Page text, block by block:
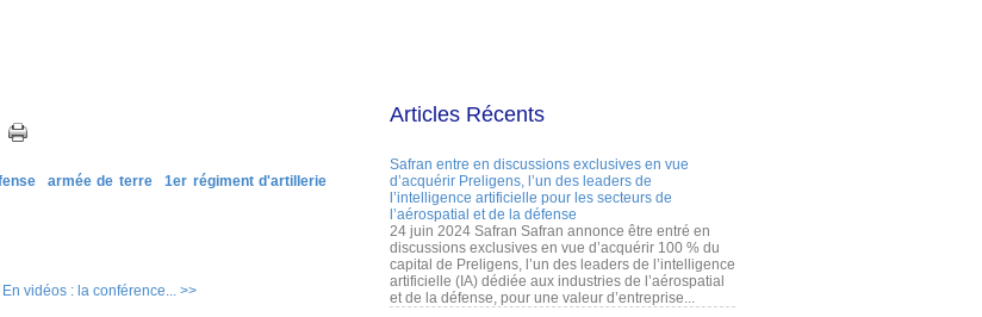
armée de terre
1er régiment d'artillerie
En vidéos : la conférence... >>
Articles Récents
Safran entre en discussions exclusives en vue
d’acquérir Preligens, l’un des leaders de
l’intelligence artificielle pour les secteurs de
l’aérospatial et de la défense
24 juin 2024 Safran Safran annonce être entré en
discussions exclusives en vue d’acquérir 100 % du
capital de Preligens, l’un des leaders de l’intelligence
artificielle (IA) dédiée aux industries de l’aérospatial
et de la défense, pour une valeur d’entreprise...